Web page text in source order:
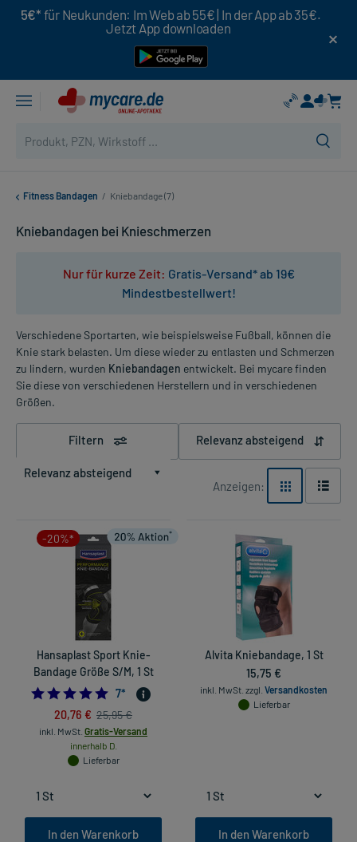
5€* für Neukunden: Im Web ab 55€ | In der App ab 35€.
Jetzt App downloaden
Fitness Bandagen / Kniebandage (7)
Kniebandagen bei Knieschmerzen
Nur für kurze Zeit: Gratis-Versand* ab 19€
Mindestbestellwert!
Verschiedene Sportarten, wie beispielsweise Fußball, können die
Knie stark belasten. Um diese wieder zu entlasten und Schmerzen
zu lindern, wurden Kniebandagen entwickelt. Bei mycare finden
Sie diese von verschiedenen Herstellern und in verschiedenen
Größen.
Filtern Relevanz absteigend
Relevanz absteigend
Anzeigen:
-20%*
Hansaplast Sport Knie-
Bandage Größe S/M, 1 St
4.857142857142857
7*
20,76 € 25,95 €
inkl. MwSt. Gratis-Versand
innerhalb D.
Lieferbar
In den Warenkorb
Alvita Kniebandage, 1 St
15,75 €
inkl. MwSt. zzgl. Versandkosten
Lieferbar
In den Warenkorb